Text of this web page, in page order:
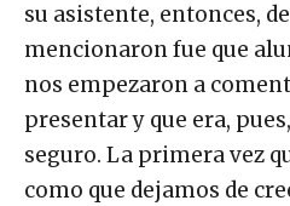
su asistente, entonces,
mencionaron fue que
nos empezaron a
presentar y que era,
seguro. La primera vez
como que dejamos de